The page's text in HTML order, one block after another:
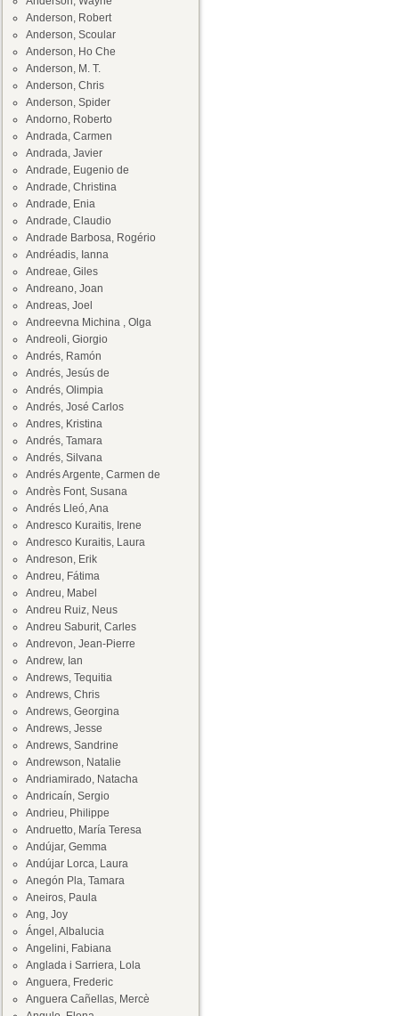
Anderson, Robert
Anderson, Scoular
Anderson, Ho Che
Anderson, M. T.
Anderson, Chris
Anderson, Spider
Andorno, Roberto
Andrada, Carmen
Andrada, Javier
Andrade, Eugenio de
Andrade, Christina
Andrade, Enia
Andrade, Claudio
Andrade Barbosa, Rogério
Andréadis, Ianna
Andreae, Giles
Andreano, Joan
Andreas, Joel
Andreevna Michina , Olga
Andreoli, Giorgio
Andrés, Ramón
Andrés, Jesús de
Andrés, Olimpia
Andrés, José Carlos
Andres, Kristina
Andrés, Tamara
Andrés, Silvana
Andrés Argente, Carmen de
Andrès Font, Susana
Andrés Lleó, Ana
Andresco Kuraitis, Irene
Andresco Kuraitis, Laura
Andreson, Erik
Andreu, Fátima
Andreu, Mabel
Andreu Ruiz, Neus
Andreu Saburit, Carles
Andrevon, Jean-Pierre
Andrew, Ian
Andrews, Tequitia
Andrews, Chris
Andrews, Georgina
Andrews, Jesse
Andrews, Sandrine
Andrewson, Natalie
Andriamirado, Natacha
Andricaín, Sergio
Andrieu, Philippe
Andruetto, María Teresa
Andújar, Gemma
Andújar Lorca, Laura
Anegón Pla, Tamara
Aneiros, Paula
Ang, Joy
Ángel, Albalucia
Angelini, Fabiana
Anglada i Sarriera, Lola
Anguera, Frederic
Anguera Cañellas, Mercè